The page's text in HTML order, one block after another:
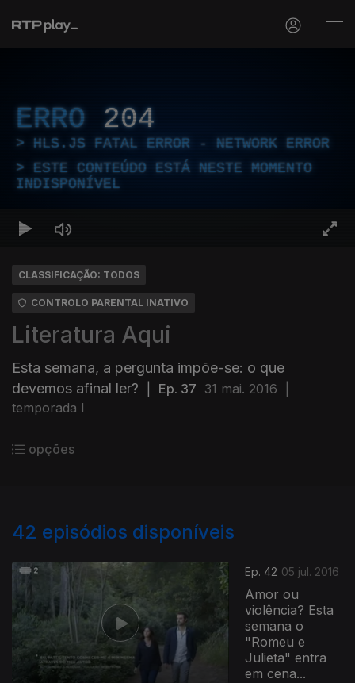
ERRO 204
HLS.JS FATAL ERROR - NETWORK ERROR
ESTE CONTEÚDO ESTÁ NESTE MOMENTO
INDISPONÍVEL
CLASSIFICAÇÃO: TODOS
CONTROLO PARENTAL INATIVO
Literatura Aqui
Esta semana, a pergunta impõe-se: o que
devemos afinal ler?
Ep. 37 31 mai. 2016
temporada I
opções
42 episódios disponíveis
Ep. 42 05 jul. 2016
Amor ou
violência? Esta
semana o
"Romeu e
Julieta" entra
em cena...